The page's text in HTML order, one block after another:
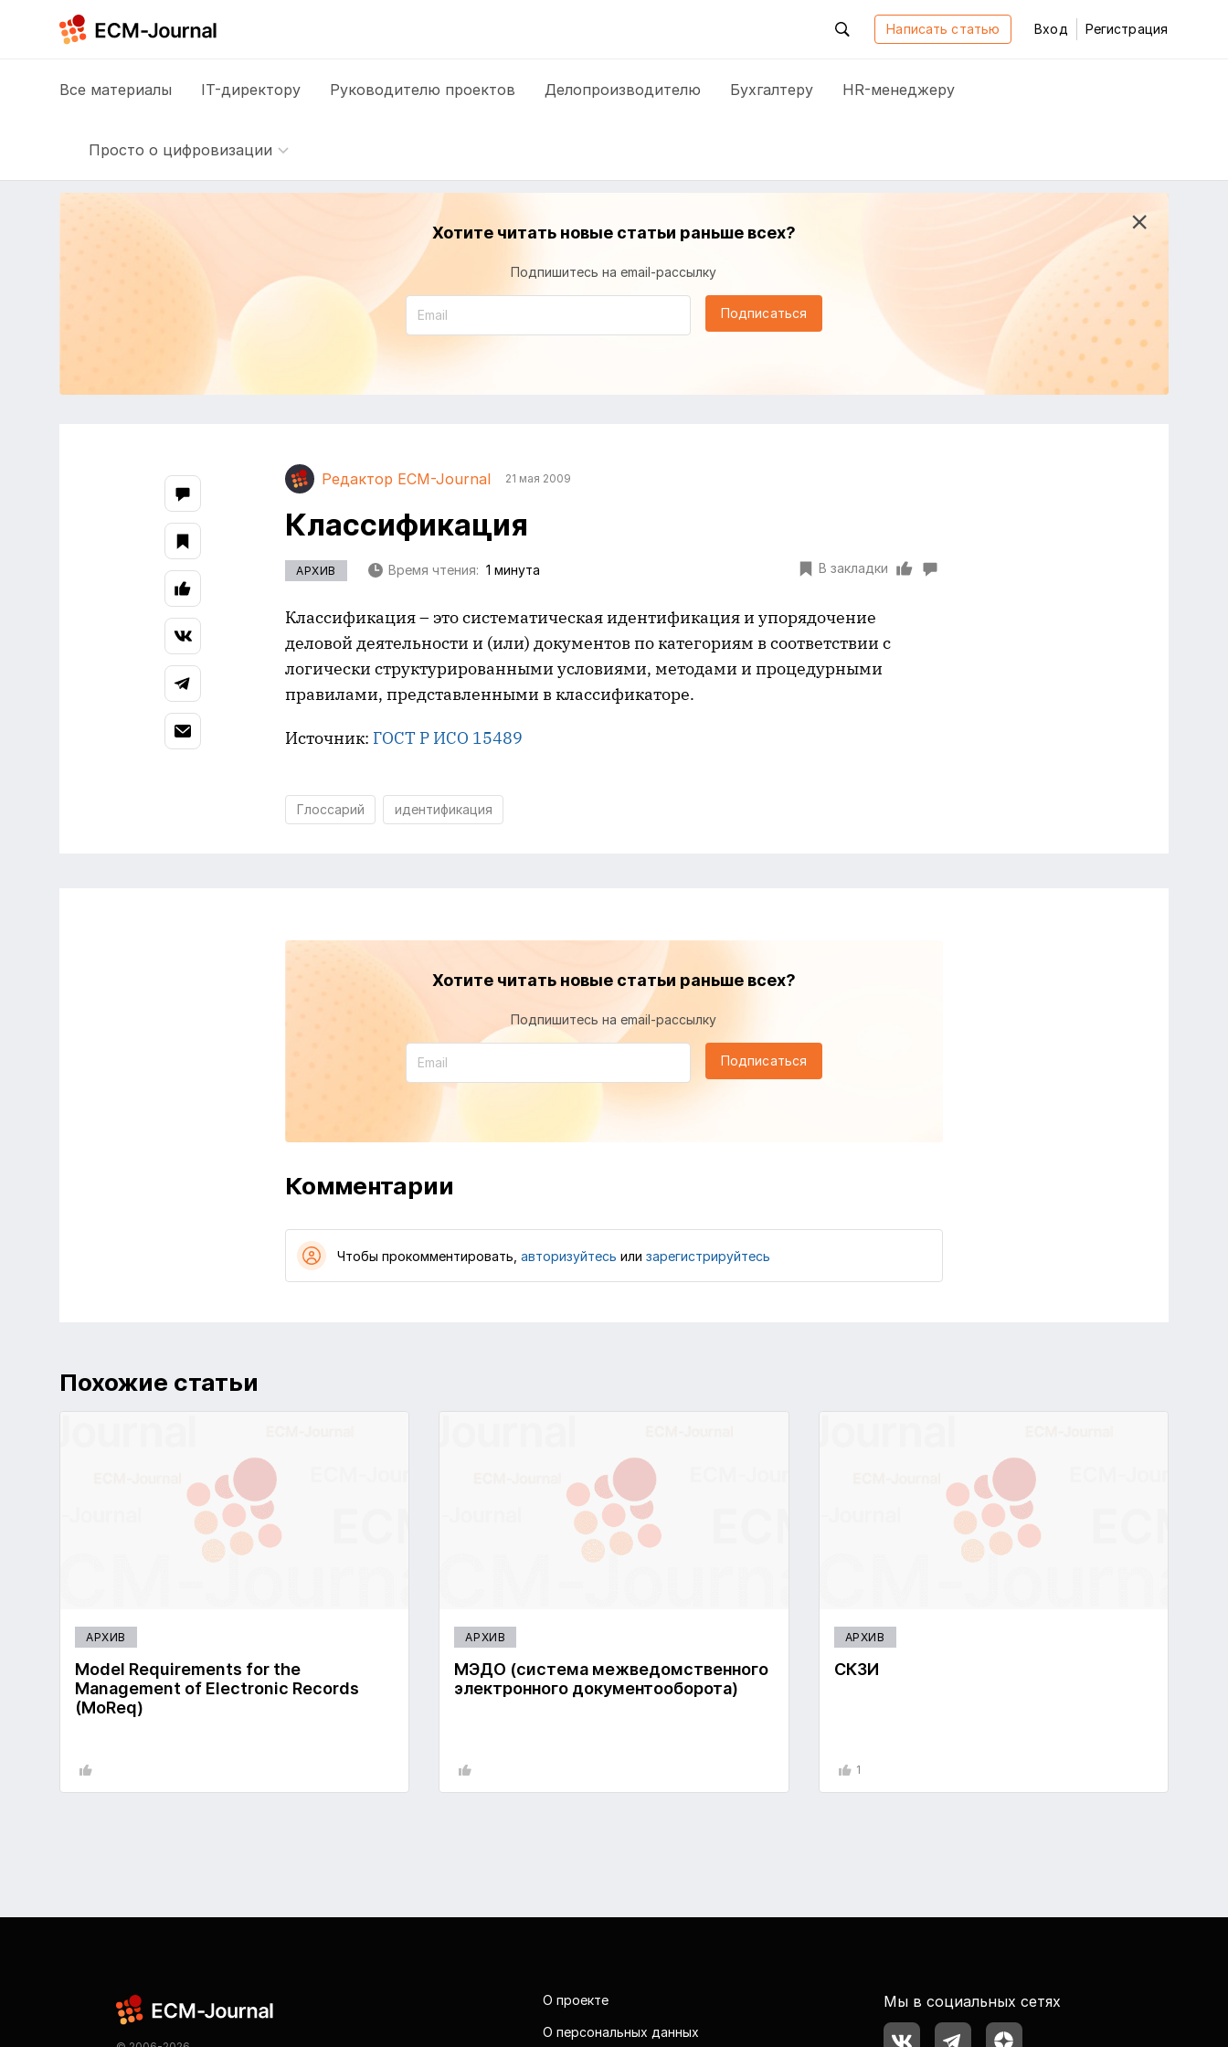
Написать статью Вход Регистрация
Все материалы IT-директору Руководителю проектов Делопроизводителю Бухгалтеру HR-менеджеру
Просто о цифровизации
Хотите читать новые статьи раньше всех?
Подпишитесь на email-рассылку
Подписаться
Редактор ECM-Journal 21 мая 2009
Классификация
АРХИВ Время чтения: 1 минута В закладки
Классификация – это систематическая идентификация и упорядочение
деловой деятельности и (или) документов по категориям в соответствии с
логически структурированными условиями, методами и процедурными
правилами, представленными в классификаторе.
Источник: ГОСТ Р ИСО 15489
Глоссарий идентификация
Хотите читать новые статьи раньше всех?
Подпишитесь на email-рассылку
Подписаться
Комментарии
Чтобы прокомментировать, авторизуйтесь или зарегистрируйтесь
Похожие статьи
АРХИВ
Model Requirements for the
Management of Electronic Records
(MoReq)
АРХИВ
МЭДО (система межведомственного
электронного документооборота)
АРХИВ
СКЗИ
1
О проекте
О персональных данных
Мы в социальных сетях